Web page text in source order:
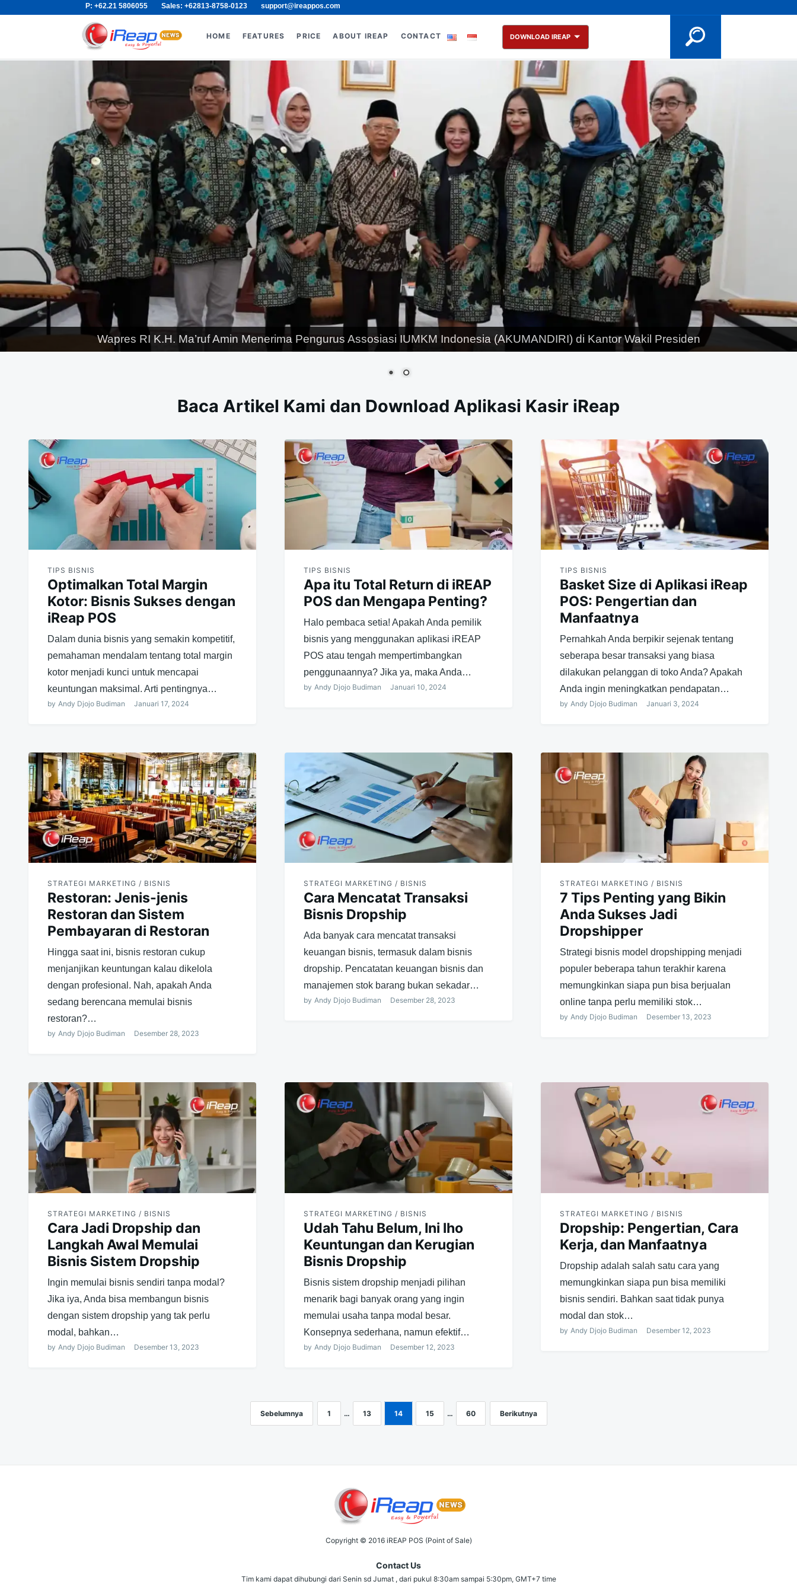
P: +62.21 5806055 Sales: +62813-8758-0123 support@ireappos.com
Search
HOME FEATURES PRICE ABOUT IREAP CONTACT DOWNLOAD IREAP
Wapres RI K.H. Ma’ruf Amin Menerima Pengurus Assosiasi IUMKM Indonesia (AKUMANDIRI) di Kantor Wakil Presiden
Baca Artikel Kami dan Download Aplikasi Kasir iReap
TIPS BISNIS
Optimalkan Total Margin
Kotor: Bisnis Sukses dengan
iReap POS
Dalam dunia bisnis yang semakin kompetitif,
pemahaman mendalam tentang total margin
kotor menjadi kunci untuk mencapai
keuntungan maksimal. Arti pentingnya…
by Andy Djojo Budiman Januari 17, 2024
TIPS BISNIS
Apa itu Total Return di iREAP
POS dan Mengapa Penting?
Halo pembaca setia! Apakah Anda pemilik
bisnis yang menggunakan aplikasi iREAP
POS atau tengah mempertimbangkan
penggunaannya? Jika ya, maka Anda…
by Andy Djojo Budiman Januari 10, 2024
TIPS BISNIS
Basket Size di Aplikasi iReap
POS: Pengertian dan
Manfaatnya
Pernahkah Anda berpikir sejenak tentang
seberapa besar transaksi yang biasa
dilakukan pelanggan di toko Anda? Apakah
Anda ingin meningkatkan pendapatan…
by Andy Djojo Budiman Januari 3, 2024
STRATEGI MARKETING / BISNIS
Restoran: Jenis-jenis
Restoran dan Sistem
Pembayaran di Restoran
Hingga saat ini, bisnis restoran cukup
menjanjikan keuntungan kalau dikelola
dengan profesional. Nah, apakah Anda
sedang berencana memulai bisnis
restoran?…
by Andy Djojo Budiman Desember 28, 2023
STRATEGI MARKETING / BISNIS
Cara Mencatat Transaksi
Bisnis Dropship
Ada banyak cara mencatat transaksi
keuangan bisnis, termasuk dalam bisnis
dropship. Pencatatan keuangan bisnis dan
manajemen stok barang bukan sekadar…
by Andy Djojo Budiman Desember 28, 2023
STRATEGI MARKETING / BISNIS
7 Tips Penting yang Bikin
Anda Sukses Jadi
Dropshipper
Strategi bisnis model dropshipping menjadi
populer beberapa tahun terakhir karena
memungkinkan siapa pun bisa berjualan
online tanpa perlu memiliki stok…
by Andy Djojo Budiman Desember 13, 2023
STRATEGI MARKETING / BISNIS
Cara Jadi Dropship dan
Langkah Awal Memulai
Bisnis Sistem Dropship
Ingin memulai bisnis sendiri tanpa modal?
Jika iya, Anda bisa membangun bisnis
dengan sistem dropship yang tak perlu
modal, bahkan…
by Andy Djojo Budiman Desember 13, 2023
STRATEGI MARKETING / BISNIS
Udah Tahu Belum, Ini lho
Keuntungan dan Kerugian
Bisnis Dropship
Bisnis sistem dropship menjadi pilihan
menarik bagi banyak orang yang ingin
memulai usaha tanpa modal besar.
Konsepnya sederhana, namun efektif…
by Andy Djojo Budiman Desember 12, 2023
STRATEGI MARKETING / BISNIS
Dropship: Pengertian, Cara
Kerja, dan Manfaatnya
Dropship adalah salah satu cara yang
memungkinkan siapa pun bisa memiliki
bisnis sendiri. Bahkan saat tidak punya
modal dan stok…
by Andy Djojo Budiman Desember 12, 2023
Sebelumnya 1 … 13 14 15 … 60 Berikutnya
Copyright © 2016 iREAP POS (Point of Sale)
Contact Us
Tim kami dapat dihubungi dari Senin sd Jumat , dari pukul 8:30am sampai 5:30pm, GMT+7 time